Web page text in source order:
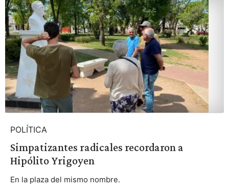
POLÍTICA
Simpatizantes radicales recordaron a
Hipólito Yrigoyen
En la plaza del mismo nombre.